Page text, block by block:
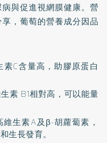
與促進視網膜健康。營
享，葡萄的營養成分因品
C含量高，助膠原蛋白
素 B1相對高，可以能量
生素A及β-胡蘿蔔素，
生長發育。